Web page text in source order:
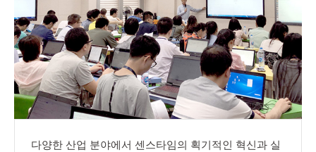
다양한 산업 분야에서 센스타임의 획기적인 혁신과 실